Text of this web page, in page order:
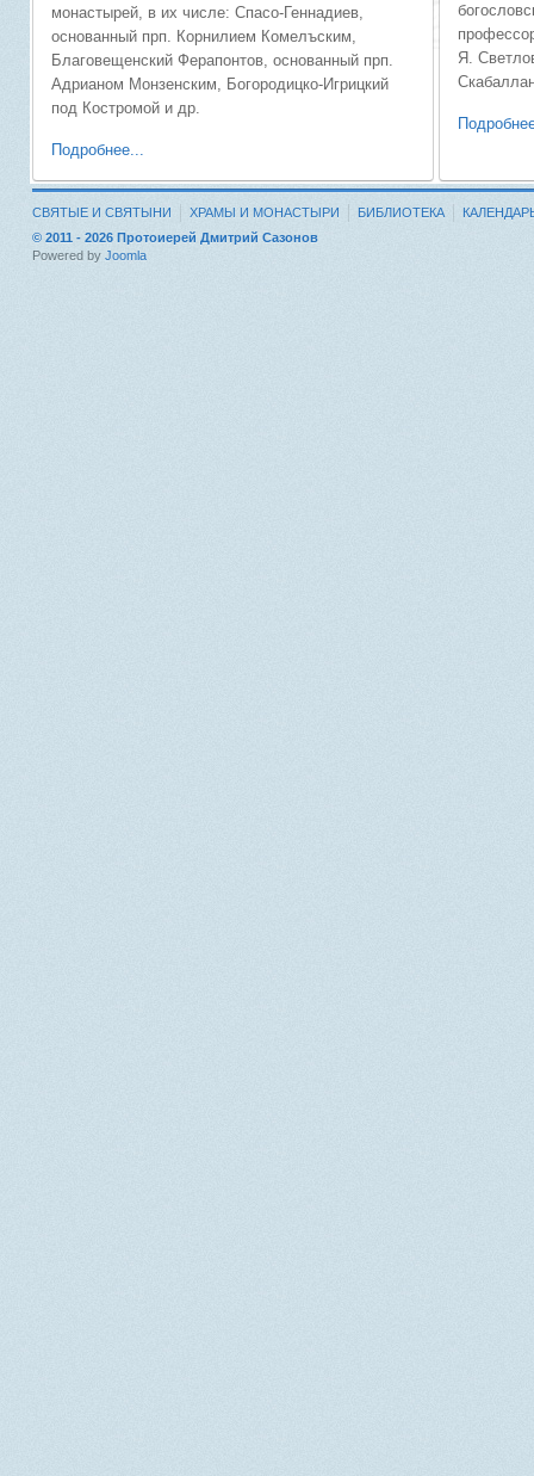
монастырей, в их числе: Спасо-Геннадиев,
основанный прп. Корнилием Комелъским,
Благовещенский Ферапонтов, основанный прп.
Адрианом Монзенским, Богородицко-Игрицкий
под Костромой и др.
Подробнее...
Я.
СВЯТЫЕ И СВЯТЫНИ ХРАМЫ И МОНАСТЫРИ БИБЛИОТЕКА
© 2011 - 2026 Протоиерей Дмитрий Сазонов
Powered by Joomla